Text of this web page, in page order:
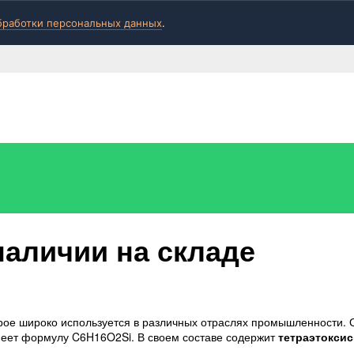
персональных данных.
на складе
широко используется в различных отраслях промышленности.
формулу C6H16O2Si. В своем составе содержит